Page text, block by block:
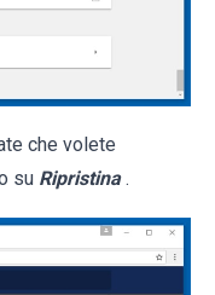
che volete
su Ripristina .